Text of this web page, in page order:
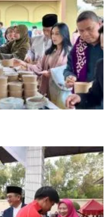
Idul Fitri 2026 karena